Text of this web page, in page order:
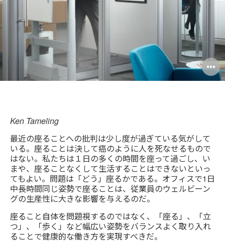
Ken Tameling
最近の座ることへの批判は少し度が過ぎている気がして
いる。座ることは決して癌のように人を死なせるもので
はない。私たちは１日の多くの時間を座って過ごし、い
まや、座ることなくして生活することはできないといっ
てもよい。問題は「どう」座るかである。オフィスで1日
中長時間同じ姿勢で座ることは、従業員のウェルビーン
グの生産性に大きな影響を与えるのだ。
座ること自体を問題視するのではなく、「座る」、「立
つ」、「歩く」など幅広い姿勢をバランスよく取り入れ
ることで健康的な働き方を実現すべきだ。